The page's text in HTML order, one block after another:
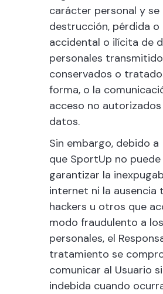
carácter personal y se
destrucción, pérdida
accidental o ilícita de
personales
conservados o
forma, o la
acceso no
datos.
Sin embargo, debido a
que SportUp no puede
garantizar la
internet ni la ausencia
hackers u otros que
modo fraudulento a
personales, el
tratamiento se
comunicar al Usuario
indebida cuando